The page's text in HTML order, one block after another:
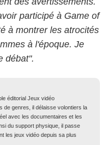
participé à Game of
à montrer les atrocités
à l'époque. Je
débat".
éditorial Jeux vidéo
de genres, il délaisse volontiers la
avec les documentaires et les
du support physique, il passe
les jeux vidéo depuis sa plus